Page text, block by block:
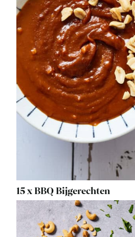
15 x BBQ Bijgerechten